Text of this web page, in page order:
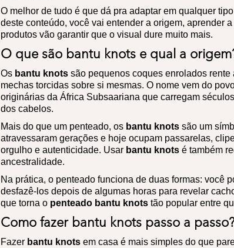
O melhor de tudo é que dá pra adaptar em qualquer
deste conteúdo, você vai entender a origem, aprender
produtos vão garantir que o visual dure muito mais.
O que são bantu knots e qual a
Os bantu knotssão pequenos coques enrolados rente
mechas torcidas sobre si mesmas. O nome vem do
originárias da África Subsaariana que carregam
dos cabelos.
Mais do que um penteado, os bantu knotssão um
atravessaram gerações e hoje ocupam passarelas,
orgulho e autenticidade. Usar bantu knotsé também
ancestralidade.
Na prática, o penteado funciona de duas formas: você
desfazê-los depois de algumas horas para revelar
que torna o penteado bantu knotstão popular entre
Como fazer bantu knots passo a
Fazer bantu knotsem casa é mais simples do que